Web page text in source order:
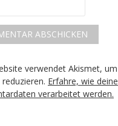
verwendet Akismet, um
Erfahre, wie deine
verarbeitet werden.